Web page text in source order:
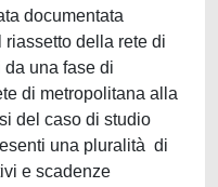
documentata
della rete di
da una fase di
di metropolitana alla
del caso di studio
una pluralità di
e scadenze